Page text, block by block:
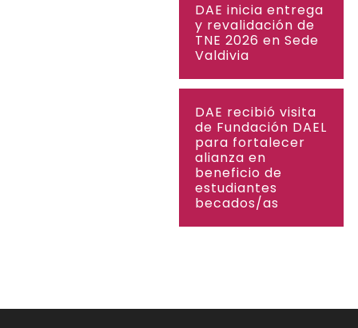
DAE inicia entrega
y revalidación de
TNE 2026 en Sede
Valdivia
DAE recibió visita
de Fundación DAEL
para fortalecer
alianza en
beneficio de
estudiantes
becados/as